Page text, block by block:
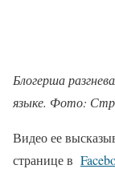
Блогерша
языке. Фото:
Видео ее
странице в